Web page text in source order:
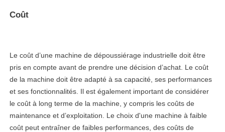
Coût
Le coût d’une machine de dépoussiérage industrielle doit être
pris en compte avant de prendre une décision d’achat. Le coût
de la machine doit être adapté à sa capacité, ses performances
et ses fonctionnalités. Il est également important de considérer
le coût à long terme de la machine, y compris les coûts de
maintenance et d’exploitation. Le choix d'une machine à faible
coût peut entraîner de faibles performances, des coûts de